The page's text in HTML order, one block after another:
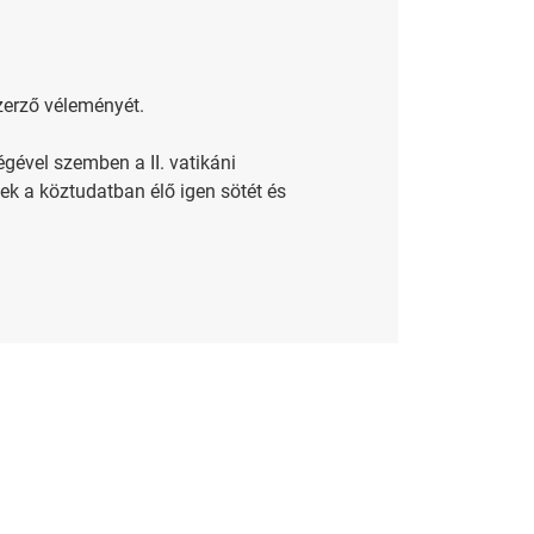
véleményét.
szemben a II. vatikáni
a köztudatban élő igen sötét és